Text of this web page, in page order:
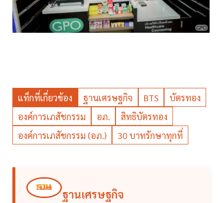
แท็กที่เกี่ยวข้อง ฐานเศรษฐกิจ BTS
บัตรทอง
องค์การเภสัชกรรม
อภ.
สิทธิบัตรทอง
องค์การเภสัชกรรม (อภ.)
30 บาทรักษาทุกที่
ฐานเศรษฐกิจ